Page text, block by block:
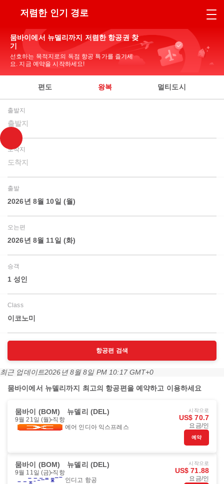
저렴한 인기 경로
뭄바이에서 뉴델리까지 저렴한 항공권 찾
기
선호하는 목적지로의 독점 항공 특가를 즐기세
요. 지금 예약을 시작하세요!
편도 왕복 멀티도시
출발지
출발지
도착지
도착지
출발
2026년 8월 10일 (월)
오는편
2026년 8월 11일 (화)
승객
1 성인
Class
이코노미
항공편 검색
최근 업데이트2026년 8월 8일 PM 10:17 GMT+0
뭄바이에서 뉴델리까지 최고의 항공편을 예약하고 이용하세요
뭄바이 (BOM) 뉴델리 (DEL)
9월 21일 (월) 직항
에어 인디아 익스프레스
시작으로
US$ 70.7
요금/인
예약
뭄바이 (BOM) 뉴델리 (DEL)
9월 11일 (금) 직항
인디고 항공
시작으로
US$ 71.88
요금/인